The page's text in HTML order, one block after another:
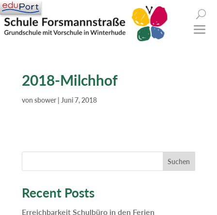
2018-Milchhof
von sbower| Juni 7, 2018
Suchen
Recent Posts
Erreichbarkeit Schulbüro in den Ferien